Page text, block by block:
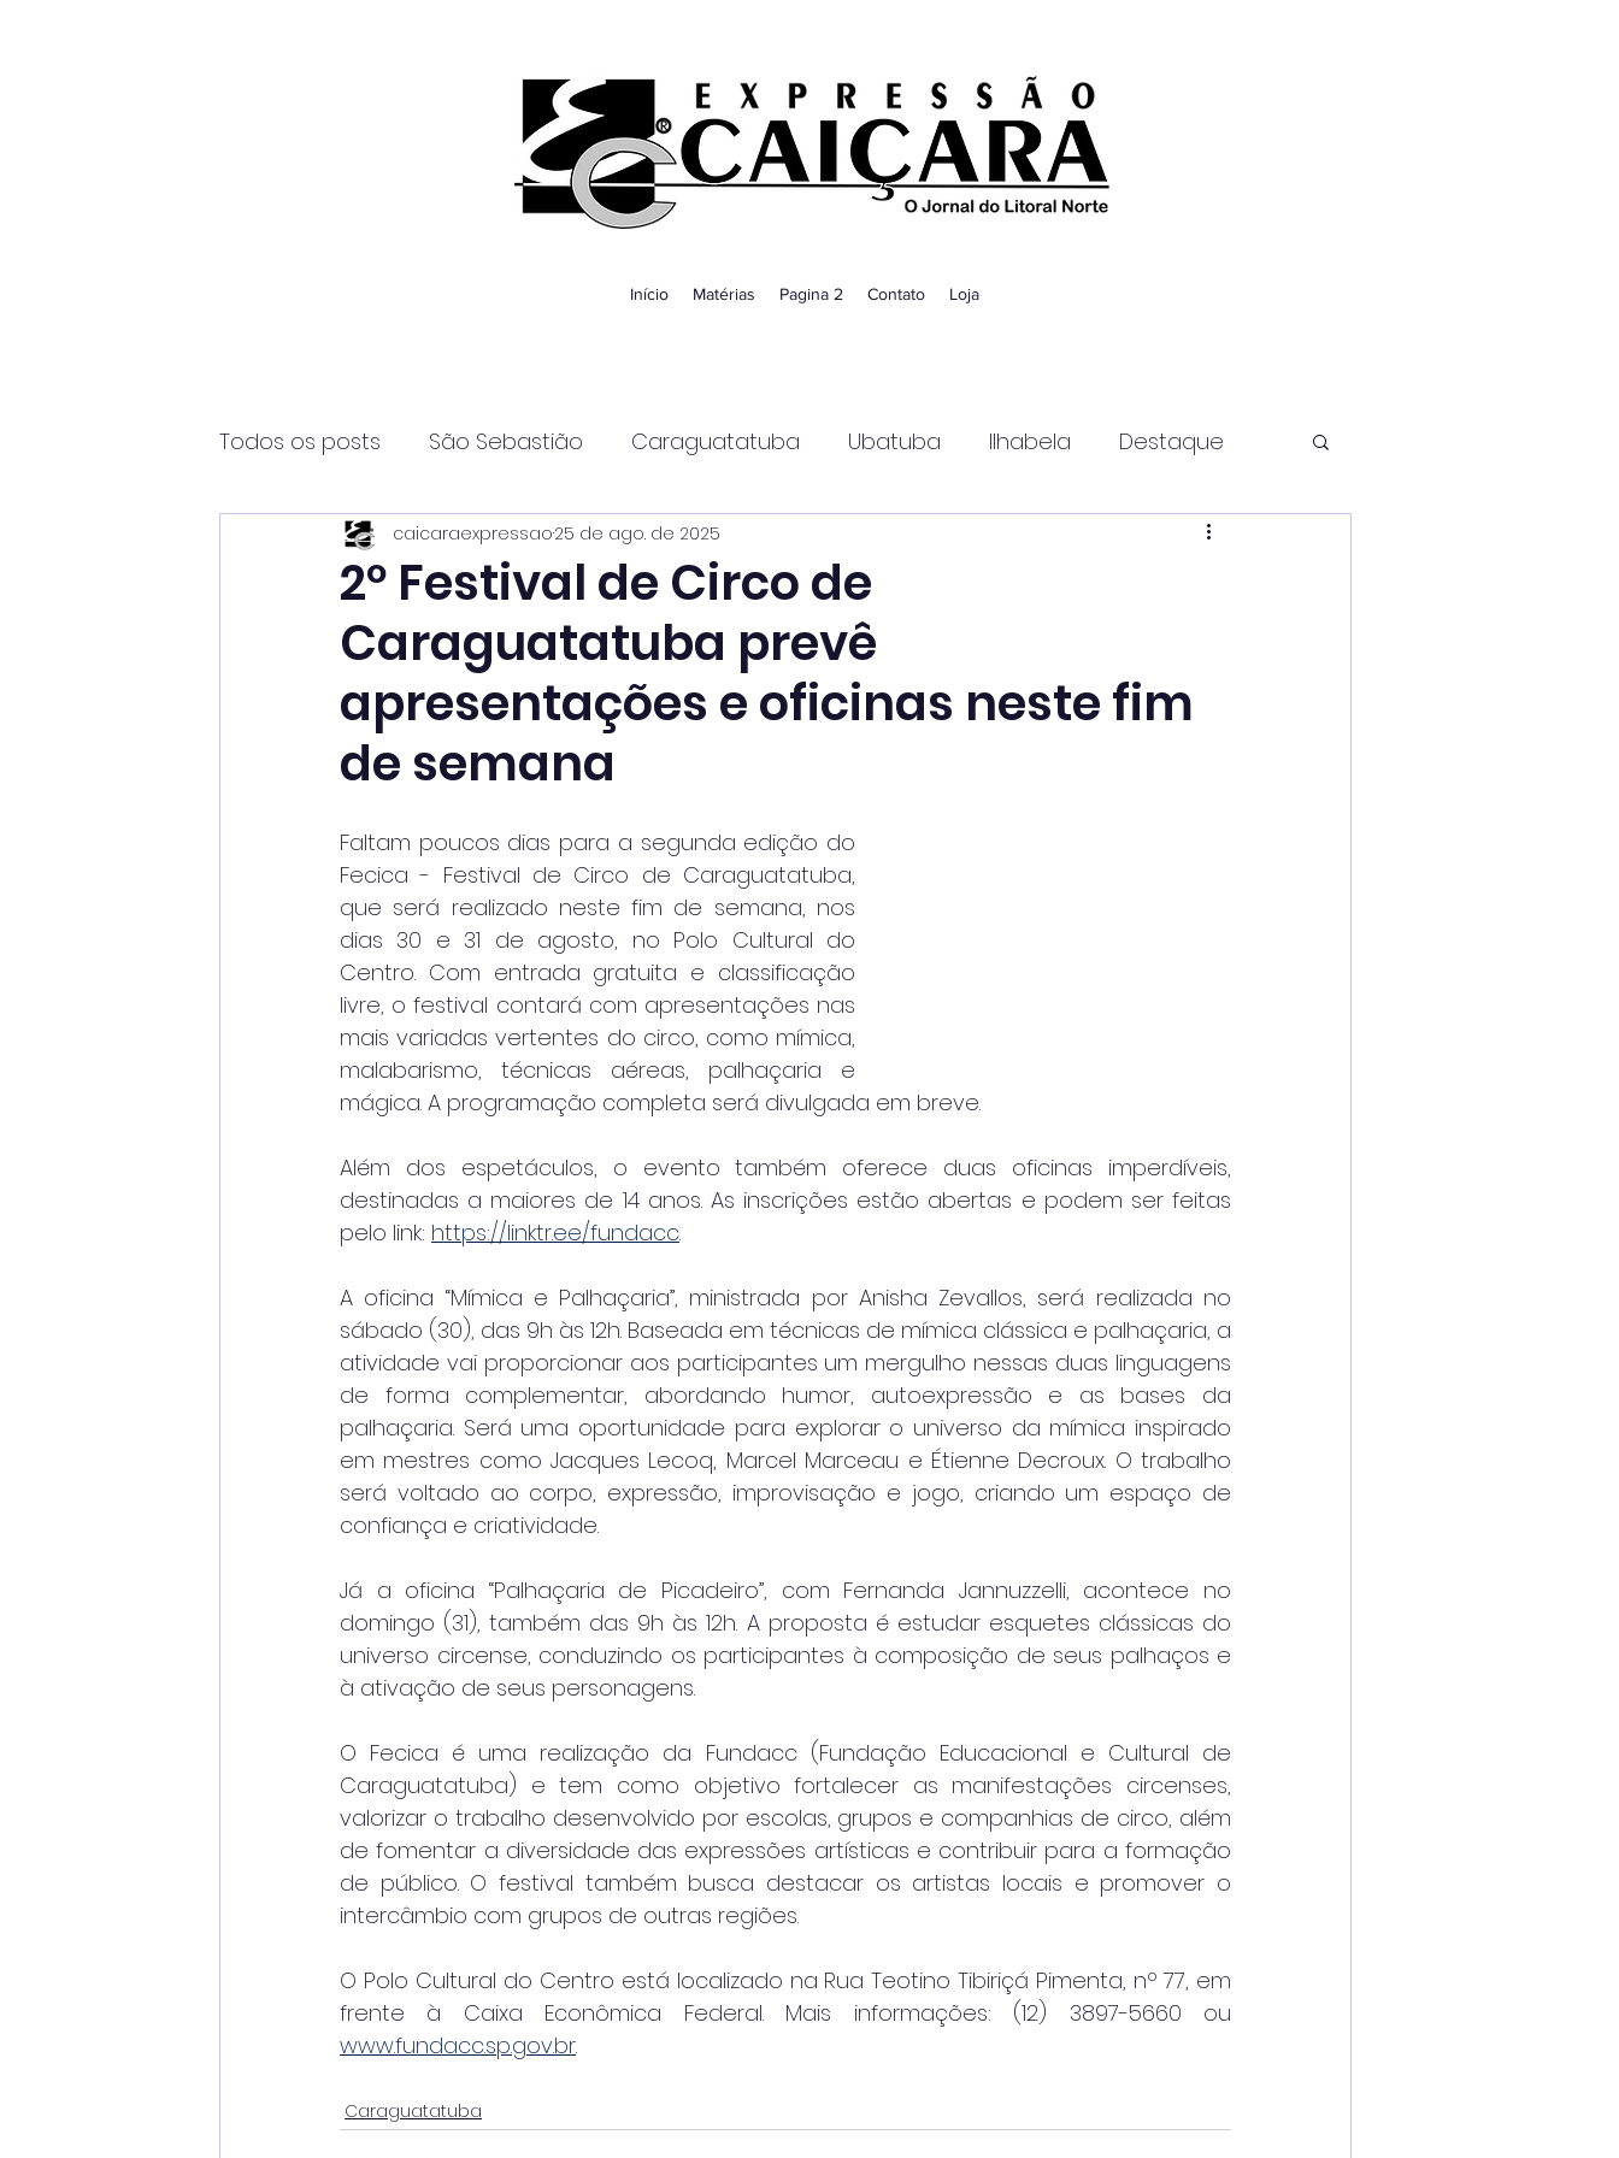
Início Matérias Pagina 2 Contato Loja
Todos os posts São Sebastião Caraguatatuba Ubatuba Ilhabela Destaque
Página2 Itanhaém Guaratinguetá
2º Festival de Circo de
Caraguatatuba prevê
apresentações e oficinas neste fim
de semana
caicaraexpressao25 de ago. de 2025
Faltam poucos dias para a segunda edição do
Fecica - Festival de Circo de Caraguatatuba,
que será realizado neste fim de semana, nos
dias 30 e 31 de agosto, no Polo Cultural do
Centro. Com entrada gratuita e classificação
livre, o festival contará com apresentações nas
mais variadas vertentes do circo, como mímica,
malabarismo, técnicas aéreas, palhaçaria e
mágica. A programação completa será divulgada em breve.
Além dos espetáculos, o evento também oferece duas oficinas imperdíveis,
destinadas a maiores de 14 anos. As inscrições estão abertas e podem ser feitas
pelo link: https://linktr.ee/fundacc.
A oficina “Mímica e Palhaçaria”, ministrada por Anisha Zevallos, será realizada no
sábado (30), das 9h às 12h. Baseada em técnicas de mímica clássica e palhaçaria, a
atividade vai proporcionar aos participantes um mergulho nessas duas linguagens
de forma complementar, abordando humor, autoexpressão e as bases da
palhaçaria. Será uma oportunidade para explorar o universo da mímica inspirado
em mestres como Jacques Lecoq, Marcel Marceau e Étienne Decroux. O trabalho
será voltado ao corpo, expressão, improvisação e jogo, criando um espaço de
confiança e criatividade.
Já a oficina “Palhaçaria de Picadeiro”, com Fernanda Jannuzzelli, acontece no
domingo (31), também das 9h às 12h. A proposta é estudar esquetes clássicas do
universo circense, conduzindo os participantes à composição de seus palhaços e
à ativação de seus personagens.
O Fecica é uma realização da Fundacc (Fundação Educacional e Cultural de
Caraguatatuba) e tem como objetivo fortalecer as manifestações circenses,
valorizar o trabalho desenvolvido por escolas, grupos e companhias de circo, além
de fomentar a diversidade das expressões artísticas e contribuir para a formação
de público. O festival também busca destacar os artistas locais e promover o
intercâmbio com grupos de outras regiões.
O Polo Cultural do Centro está localizado na Rua Teotino Tibiriçá Pimenta, nº 77, em
www.fundacc.sp.gov.br.
Caraguatatuba